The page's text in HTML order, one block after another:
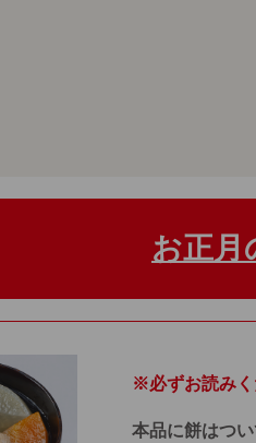
お正月
※必ずお読み
本品に餅はつい